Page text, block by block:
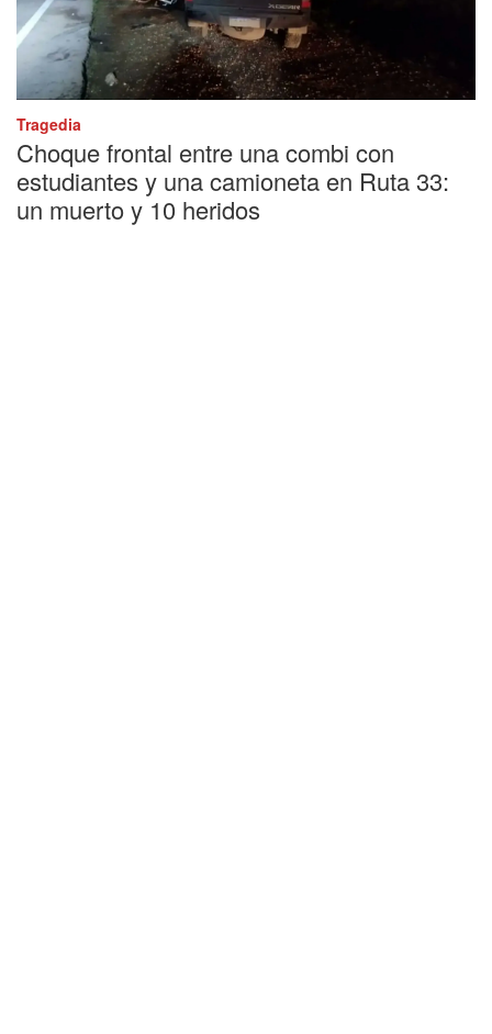
Tragedia
Choque frontal entre una combi con
estudiantes y una camioneta en Ruta 33:
un muerto y 10 heridos